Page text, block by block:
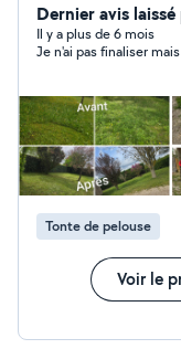
Dernier avis
Il y a plus de 6 mois
Je n'ai pas finaliser
Tonte de pelouse
Voir le